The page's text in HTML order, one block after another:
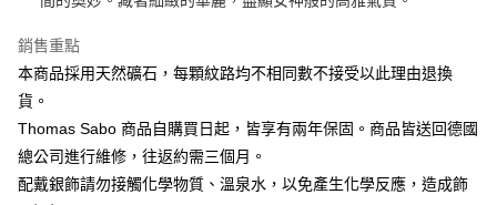
ATM付款
運送方式
黑貓宅急便
每筆NT$100，滿NT$3,000(含以上)免運費
銷售重點
本商品採用天然礦石，每顆紋路均不相同數不接受以此理由退換
貨。
Thomas Sabo 商品自購買日起，皆享有兩年保固。商品皆送回德國
總公司進行維修，往返約需三個月。
配戴銀飾請勿接觸化學物質、溫泉水，以免產生化學反應，造成飾